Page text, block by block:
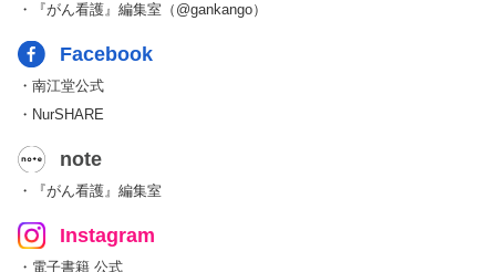
・『がん看護』編集室（@gankango）
Facebook
・南江堂公式
・NurSHARE
note
・『がん看護』編集室
Instagram
・電子書籍 公式